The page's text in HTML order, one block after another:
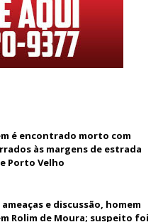
é encontrado morto com
às margens de estrada
Porto Velho
ameaças e discussão, homem
Rolim de Moura; suspeito foi